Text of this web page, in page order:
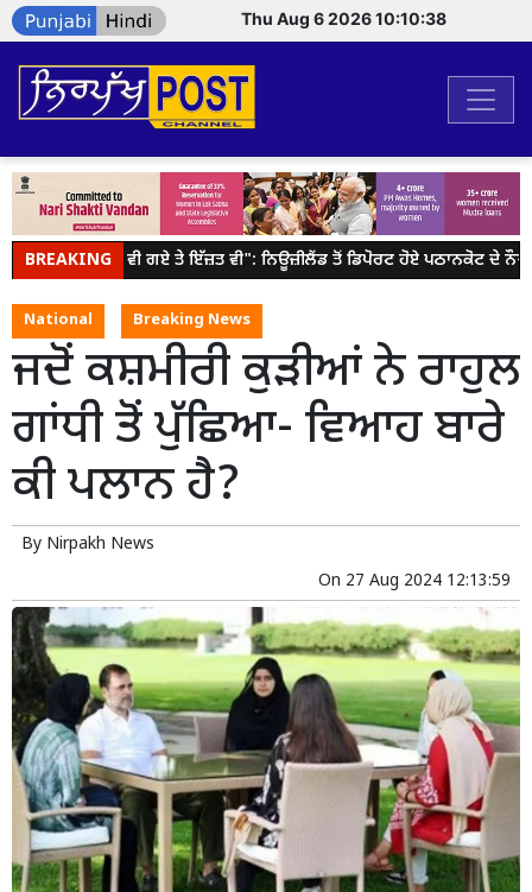
Thu Aug 6 2026 10:10:38
BREAKING
"38 ਲੱਖ ਵੀ ਗਏ ਤੇ ਇੱਜ਼ਤ ਵੀ": ਨਿਊਜ਼ੀਲੈਂਡ ਤੋਂ ਡਿਪੋਰਟ ਹੋਏ ਪਠਾਨਕੋਟ ਦੇ
National Breaking News
ਜਦੋਂ ਕਸ਼ਮੀਰੀ ਕੁੜੀਆਂ ਨੇ ਰਾਹੁਲ
ਗਾਂਧੀ ਤੋਂ ਪੁੱਛਿਆ- ਵਿਆਹ ਬਾਰੇ
ਕੀ ਪਲਾਨ ਹੈ?
By Nirpakh News
On 27 Aug 2024 12:13:59